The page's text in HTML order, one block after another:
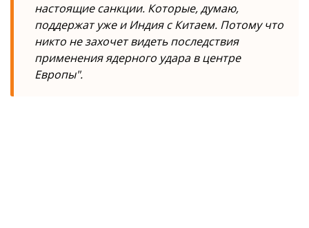
настоящие санкции. Которые, думаю,
поддержат уже и Индия с Китаем. Потому что
никто не захочет видеть последствия
применения ядерного удара в центре
Европы".